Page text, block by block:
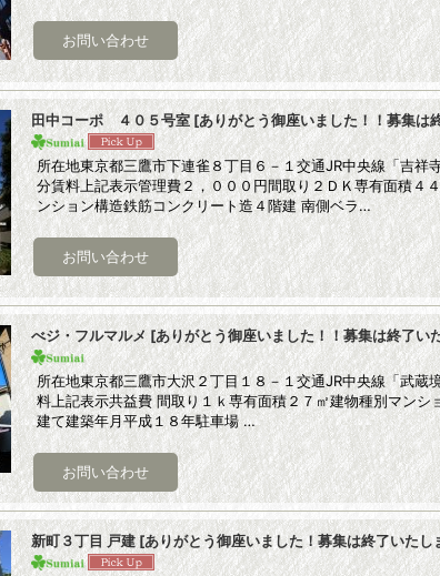
田中コーポ ４０５号室[ありがとう御座いました！！募集は
所在地東京都三鷹市下連雀８丁目６－１交通JR中央線「吉祥
分賃料上記表示管理費２，０００円間取り２ＤＫ専有面積４
ンション構造鉄筋コンクリート造４階建 南側ベラ…
べジ・フルマルメ [ありがとう御座いました！！募集は終了い
所在地東京都三鷹市大沢２丁目１８－１交通JR中央線「武蔵
料上記表示共益費 間取り１ｋ専有面積２７㎡建物種別マンシ
建て建築年月平成１８年駐車場 …
新町３丁目 戸建[ありがとう御座いました！募集は終了いたし